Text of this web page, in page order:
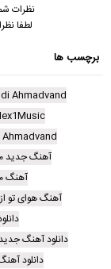
نظرات
لطفا
برچسب ها
Ahmadvand
آهنگ جدید
آهنگ
آهنگ هوای تو
دانلود آهنگ
دانلود